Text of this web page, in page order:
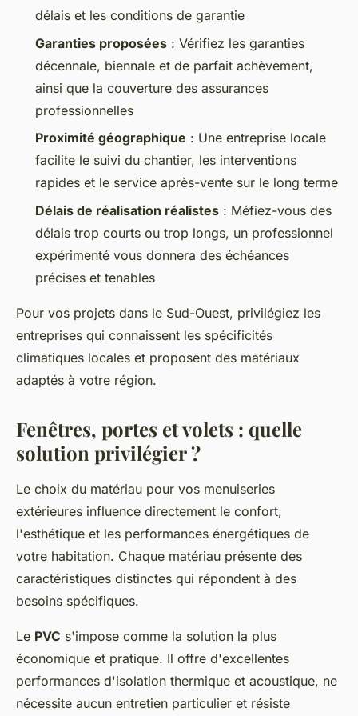
délais et les conditions de garantie
Garanties proposées : Vérifiez les garanties
décennale, biennale et de parfait achèvement,
ainsi que la couverture des assurances
professionnelles
Proximité géographique : Une entreprise locale
facilite le suivi du chantier, les interventions
rapides et le service après-vente sur le long terme
Délais de réalisation réalistes : Méfiez-vous des
délais trop courts ou trop longs, un professionnel
expérimenté vous donnera des échéances
précises et tenables
Pour vos projets dans le Sud-Ouest, privilégiez les
entreprises qui connaissent les spécificités
climatiques locales et proposent des matériaux
adaptés à votre région.
Fenêtres, portes et volets : quelle
solution privilégier ?
Le choix du matériau pour vos menuiseries
extérieures influence directement le confort,
l'esthétique et les performances énergétiques de
votre habitation. Chaque matériau présente des
caractéristiques distinctes qui répondent à des
besoins spécifiques.
Le PVC s'impose comme la solution la plus
économique et pratique. Il offre d'excellentes
performances d'isolation thermique et acoustique, ne
nécessite aucun entretien particulier et résiste